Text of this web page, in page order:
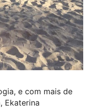
e com mais de
Ekaterina